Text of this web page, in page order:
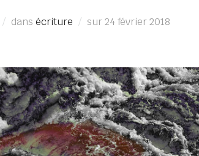
dans écriture surPublié
24 février 2018